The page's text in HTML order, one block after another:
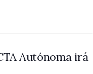
Autónoma irá